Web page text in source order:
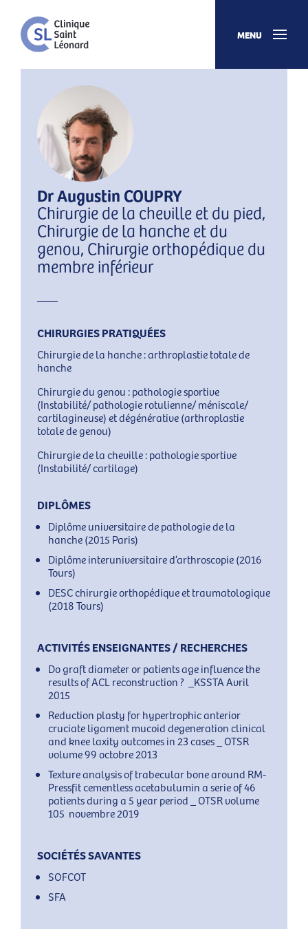
MENU
Dr Augustin COUPRY
Chirurgie de la cheville et du pied,
Chirurgie de la hanche et du
genou, Chirurgie orthopédique du
membre inférieur
CHIRURGIES PRATIQUÉES
Chirurgie de la hanche : arthroplastie totale de
hanche
Chirurgie du genou : pathologie sportive
(Instabilité/ pathologie rotulienne/ méniscale/
cartilagineuse) et dégénérative (arthroplastie
totale de genou)
Chirurgie de la cheville : pathologie sportive
(Instabilité/ cartilage)
DIPLÔMES
Diplôme universitaire de pathologie de la
hanche (2015 Paris)
Diplôme interuniversitaire d’arthroscopie (2016
Tours)
DESC chirurgie orthopédique et traumatologique
(2018 Tours)
ACTIVITÉS ENSEIGNANTES / RECHERCHES
Do graft diameter or patients age influence the
results of ACL reconstruction ?
_KSSTA Avril
2015
Reduction plasty for hypertrophic anterior
cruciate ligament mucoid degeneration clinical
and knee laxity outcomes in 23 cases _ OTSR
volume 99 octobre 2013
Texture analysis of trabecular bone around RM-
Pressfit cementless acetabulumin a serie of 46
patients during a 5 year period _ OTSR volume
105 novembre 2019
SOCIÉTÉS SAVANTES
SOFCOT
SFA